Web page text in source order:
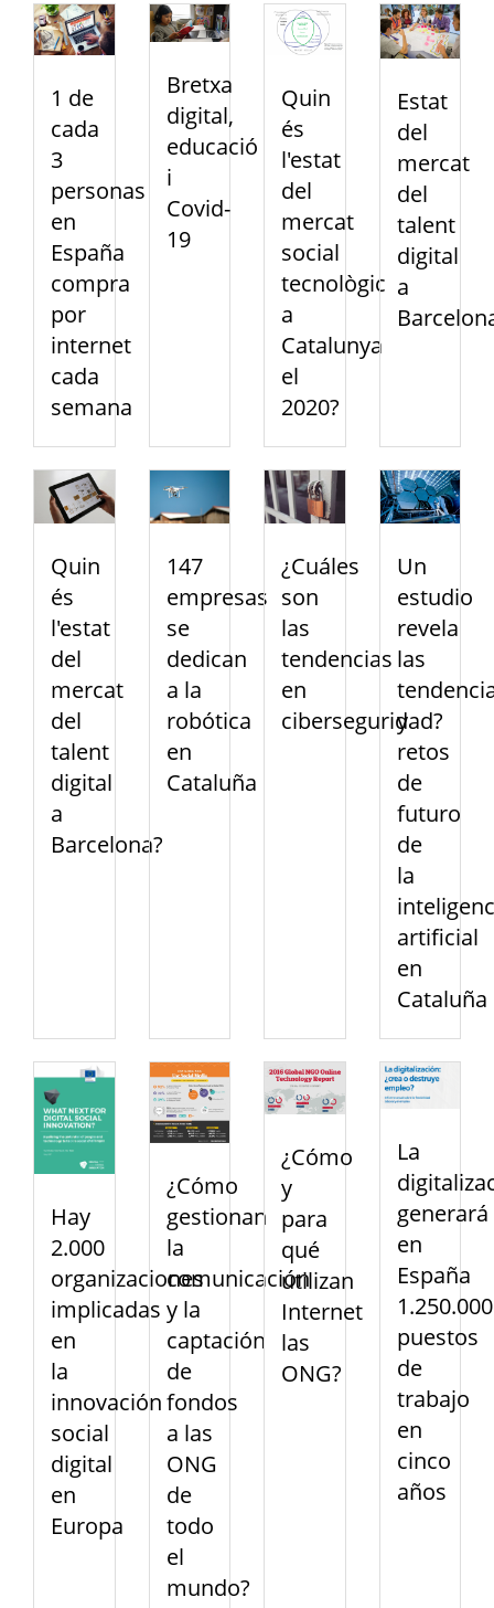
1 de
cada
3
personas
en
España
compra
por
internet
cada
semana
Bretxa
digital,
educació
i
Covid-
19
Quin
és
l'estat
del
mercat
social
tecnològic
a
Catalunya
el
2020?
Estat
del
mercat
del
talent
digital
a
Quin
és
l'estat
del
mercat
del
talent
digital
a
Barcelona?
147
empresas
se
dedican
a la
robótica
en
Cataluña
¿Cuáles
son
las
tendencias
en
ciberseguridad?
Un
estudio
revela
las
y
retos
de
futuro
de
la
artificial
en
Cataluña
Hay
2.000
organizaciones
implicadas
en
la
innovación
social
digital
en
Europa
¿Cómo
gestionan
la
comunicación
y la
captación
de
fondos
a las
ONG
de
todo
el
mundo?
¿Cómo
y
para
qué
utilizan
Internet
las
ONG?
La
generará
en
España
1.250.000
puestos
de
trabajo
en
cinco
años